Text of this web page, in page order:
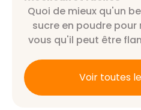
Quoi de mieux qu'un
sucre en poudre pour
vous qu'il peut être
Voir toutes